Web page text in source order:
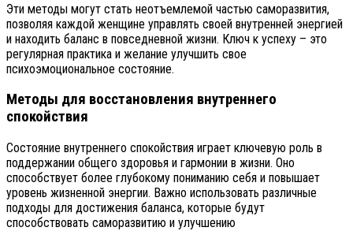
Эти методы могут стать неотъемлемой частью саморазвития,
позволяя каждой женщине управлять своей внутренней энергией
и находить баланс в повседневной жизни. Ключ к успеху – это
регулярная практика и желание улучшить свое
психоэмоциональное состояние.
Методы для восстановления внутреннего
спокойствия
Состояние внутреннего спокойствия играет ключевую роль в
поддержании общего здоровья и гармонии в жизни. Оно
способствует более глубокому пониманию себя и повышает
уровень жизненной энергии. Важно использовать различные
подходы для достижения баланса, которые будут
способствовать саморазвитию и улучшению